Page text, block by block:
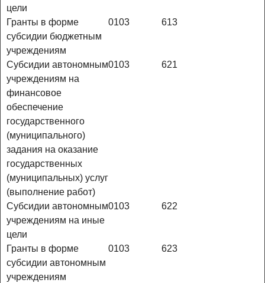
цели
Гранты в форме
субсидии бюджетным
учреждениям
0103 613
Субсидии автономным
учреждениям на
финансовое
обеспечение
государственного
(муниципального)
задания на оказание
государственных
(муниципальных) услуг
(выполнение работ)
0103 621
Субсидии автономным
учреждениям на иные
цели
0103 622
Гранты в форме
субсидии автономным
учреждениям
0103 623